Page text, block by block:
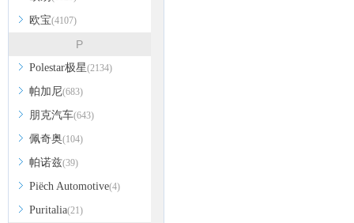
欧宝(4107)
P
Polestar极星(2134)
帕加尼(683)
朋克汽车(643)
佩奇奥(104)
帕诺兹(39)
Piëch Automotive(4)
Puritalia(21)